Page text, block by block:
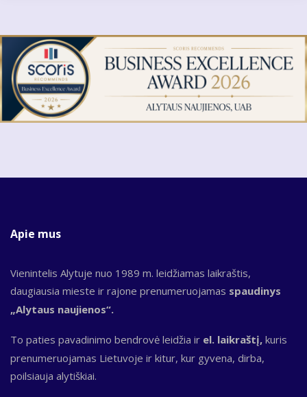
Apie mus
Vienintelis Alytuje nuo 1989 m. leidžiamas laikraštis,
daugiausia mieste ir rajone prenumeruojamas spaudinys
„Alytaus naujienos“.
To paties pavadinimo bendrovė leidžia ir el. laikraštį, kuris
prenumeruojamas Lietuvoje ir kitur, kur gyvena, dirba,
poilsiauja alytiškiai.